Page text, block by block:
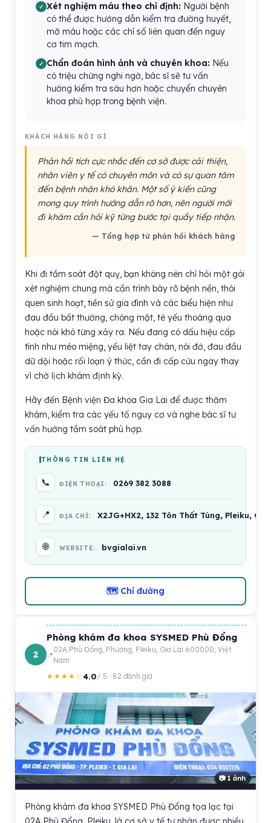
Xét nghiệm máu theo chỉ định: Người bệnh
có thể được hướng dẫn kiểm tra đường huyết,
mỡ máu hoặc các chỉ số liên quan đến nguy
cơ tim mạch.
Chẩn đoán hình ảnh và chuyên khoa: Nếu
có triệu chứng nghi ngờ, bác sĩ sẽ tư vấn
hướng kiểm tra sâu hơn hoặc chuyển chuyên
khoa phù hợp trong bệnh viện.
KHÁCH HÀNG NÓI GÌ
Phản hồi tích cực nhắc đến cơ sở được cải thiện,
nhân viên y tế có chuyên môn và có sự quan tâm
đến bệnh nhân khó khăn. Một số ý kiến cũng
mong quy trình hướng dẫn rõ hơn, nên người mới
đi khám cần hỏi kỹ từng bước tại quầy tiếp nhận.
— Tổng hợp từ phản hồi khách hàng
Khi đi tầm soát đột quỵ, bạn không nên chỉ hỏi một gói
xét nghiệm chung mà cần trình bày rõ bệnh nền, thói
quen sinh hoạt, tiền sử gia đình và các biểu hiện như
đau đầu bất thường, chóng mặt, tê yếu thoáng qua
hoặc nói khó từng xảy ra. Nếu đang có dấu hiệu cấp
tính như méo miệng, yếu liệt tay chân, nói đớ, đau đầu
dữ dội hoặc rối loạn ý thức, cần đi cấp cứu ngay thay
vì chờ lịch khám định kỳ.
Hãy đến Bệnh viện Đa khoa Gia Lai để được thăm
khám, kiểm tra các yếu tố nguy cơ và nghe bác sĩ tư
vấn hướng tầm soát phù hợp.
THÔNG TIN LIÊN HỆ
📞 ĐIỆN THOẠI: 0269 382 3088
📍 ĐỊA CHỈ: X2JG+HX2, 132 Tôn Thất Tùng, Pleiku,
🌐 WEBSITE: bvgialai.vn
🗺 Chỉ đường
2
Phòng khám đa khoa SYSMED Phù Đổng
02A Phù Đổng, Phường, Pleiku, Gia Lai 600000, Việt
Nam
★★★★☆4.0/ 5 · 82 đánh giá
📷 1 ảnh
Phòng khám đa khoa SYSMED Phù Đổng tọa lạc tại